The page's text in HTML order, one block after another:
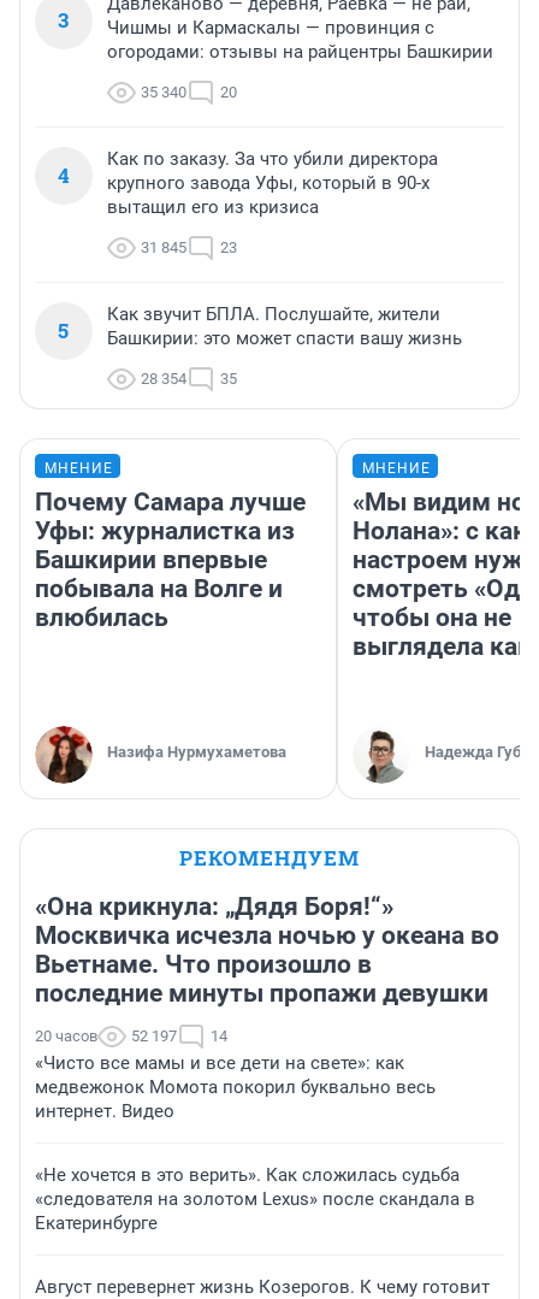
3
Чишмы и Кармаскалы — провинция с
огородами: отзывы на райцентры Башкирии
35 340 20
4
Как по заказу. За что убили директора
крупного завода Уфы, который в 90-х
вытащил его из кризиса
31 845 23
5
Как звучит БПЛА. Послушайте, жители
Башкирии: это может спасти вашу жизнь
28 354 35
МНЕНИЕ
Почему Самара лучше
Уфы: журналистка из
Башкирии впервые
побывала на Волге и
влюбилась
Назифа Нурмухаметова
МНЕНИЕ
«Мы видим
Нолана»: с
настроем
смотреть
чтобы она не
выглядела как
Надежда
РЕКОМЕНДУЕМ
«Она крикнула: „Дядя Боря!“»
Москвичка исчезла ночью у океана во
Вьетнаме. Что произошло в
последние минуты пропажи девушки
20 часов 52 197 14
«Чисто все мамы и все дети на свете»: как
медвежонок Момота покорил буквально весь
интернет. Видео
«Не хочется в это верить». Как сложилась судьба
«следователя на золотом Lexus» после скандала в
Екатеринбурге
Август перевернет жизнь Козерогов. К чему готовит